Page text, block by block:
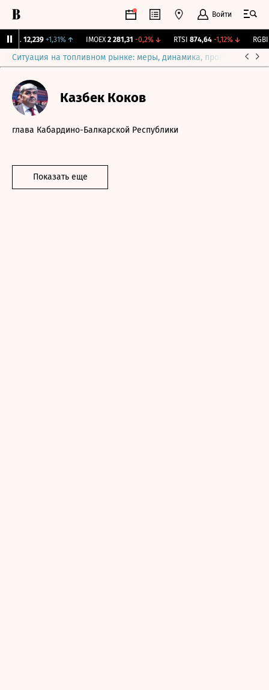
Войти
12,239 +1,31% ↑ IMOEX 2 281,31 -0,2%↓ RTSI 874,64 -1,12%↓ RGBI
Ситуация на топливном рынке: меры, динамика, прогнозы
Казбек Коков
глава Кабардино-Балкарской Республики
Показать еще